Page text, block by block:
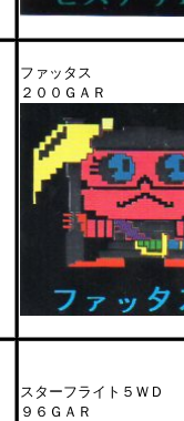
ファッタス
２００ＧＡＲ
スターフライト５ＷＤ
９６ＧＡＲ